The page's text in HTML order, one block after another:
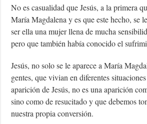
No es casualidad que Jesús, a la primera
María Magdalena y es que este hecho, se
ser ella una mujer llena de mucha
pero que también había conocido el
Jesús, no solo se le aparece a María
gentes, que vivian en diferentes
aparición de Jesús, no es una aparición
sino como de resucitado y que debemos
nuestra propia conversión.